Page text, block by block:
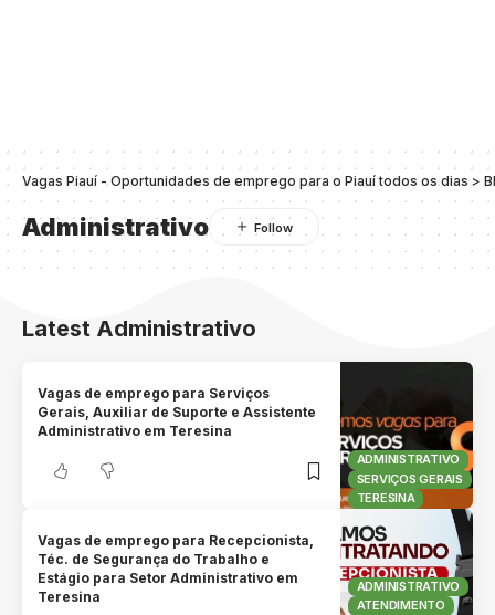
Vagas Piauí - Oportunidades de emprego para o Piauí todos os dias >
Administrativo
Latest Administrativo
ADMINISTRATIVO
SERVIÇOS GERAIS
TERESINA
Vagas de emprego para Serviços
Gerais, Auxiliar de Suporte e Assistente
Administrativo em Teresina
ADMINISTRATIVO
ATENDIMENTO
Vagas de emprego para Recepcionista,
Téc. de Segurança do Trabalho e
Estágio para Setor Administrativo em
Teresina